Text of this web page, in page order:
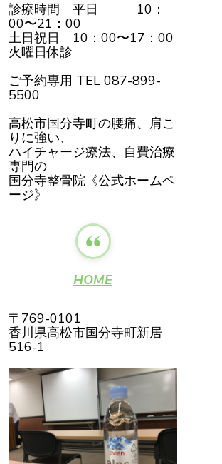
診療時間 平日 10：
00〜21：00
土日祝日 10：00〜17：00
火曜日休診
ご予約専用 TEL 087-899-
5500
高松市国分寺町の腰痛、肩こ
りに強い、
ハイチャージ療法、自費治療
専門の
国分寺整骨院《公式ホームペ
ージ》
HOME
〒769-0101
香川県高松市国分寺町新居
516-1